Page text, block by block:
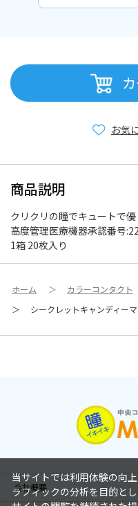
お気
商品説明
クリクリの瞳でキュートで
高度管理医療機器承認番号
1箱 20枚入り
ホーム ＞ カラーコンタクト
＞
シークレットキャンディー
会社概要
当サイトでは利用体験の向
ラフィックの分析を目的と